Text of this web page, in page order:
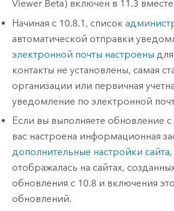
Viewer Beta) включен в 11.3
Начиная с 10.8.1, список
автоматической отправки
электронной почты настроены
контакты не установлены, самая
организации или первичная
уведомление по электронной
Если вы выполняете обновление
вас настроена информационная
дополнительные настройки сайта
отображалась на сайтах,
обновления с 10.8 и включения
обновлений.